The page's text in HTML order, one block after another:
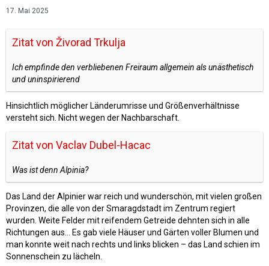
17. Mai 2025
Zitat von Živorad Trkulja
Ich empfinde den verbliebenen Freiraum allgemein als unästhetisch
und uninspirierend
Hinsichtlich möglicher Länderumrisse und Größenverhältnisse
versteht sich. Nicht wegen der Nachbarschaft.
Zitat von Vaclav Dubel-Hacac
Was ist denn Alpinia?
Das Land der Alpinier war reich und wunderschön, mit vielen großen
Provinzen, die alle von der Smaragdstadt im Zentrum regiert
wurden. Weite Felder mit reifendem Getreide dehnten sich in alle
Richtungen aus… Es gab viele Häuser und Gärten voller Blumen und
man konnte weit nach rechts und links blicken – das Land schien im
Sonnenschein zu lächeln.